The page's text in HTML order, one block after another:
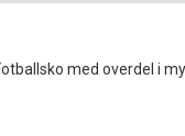
med overdel i